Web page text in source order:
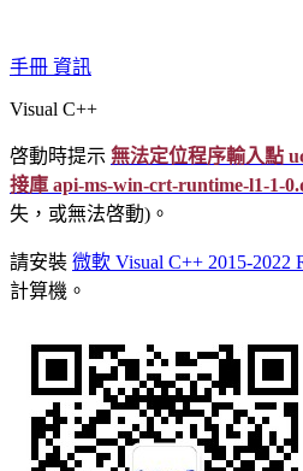
手冊 資訊
Visual C++
啓動時提示 無法定位程序輸入點
接庫 api-ms-win-crt-runtime-l1-1-
失，或無法啓動)。
請安裝 微軟 Visual C++ 2015-2022
計算機。